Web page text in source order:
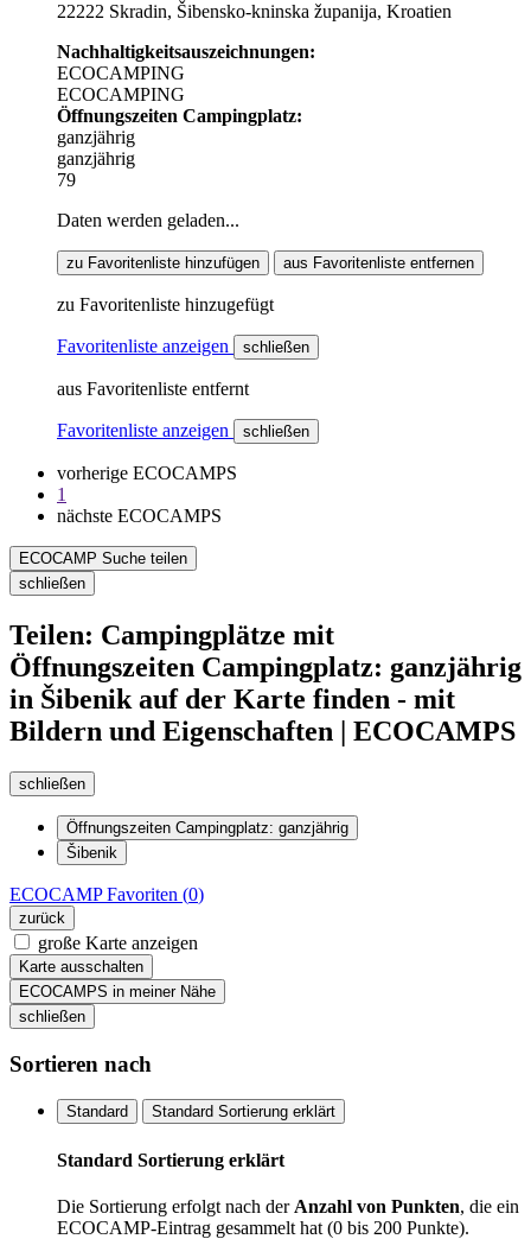
22222 Skradin, Šibensko-kninska županija, Kroatien
Nachhaltigkeitsauszeichnungen:
ECOCAMPING
ECOCAMPING
Öffnungszeiten Campingplatz:
ganzjährig
ganzjährig
79
Daten werden geladen...
zu Favoritenliste hinzufügen aus Favoritenliste entfernen
zu Favoritenliste hinzugefügt
Favoritenliste anzeigen schließen
aus Favoritenliste entfernt
Favoritenliste anzeigen schließen
vorherige ECOCAMPS
1
nächste ECOCAMPS
ECOCAMP Suche teilen
schließen
Teilen: Campingplätze mit
Öffnungszeiten Campingplatz: ganzjährig
in Šibenik auf der Karte finden - mit
Bildern und Eigenschaften | ECOCAMPS
schließen
Öffnungszeiten Campingplatz: ganzjährig
Šibenik
ECOCAMPFavoriten (0)
zurück
große Karte anzeigen
Karte ausschalten
ECOCAMPS in meiner Nähe
schließen
Sortieren nach
Standard Standard Sortierung erklärt
Standard Sortierung erklärt
Die Sortierung erfolgt nach der Anzahl von Punkten, die ein
ECOCAMP-Eintrag gesammelt hat (0 bis 200 Punkte).